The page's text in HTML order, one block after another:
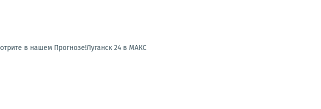
в нашем Прогнозе!Луганск 24 в МАКС